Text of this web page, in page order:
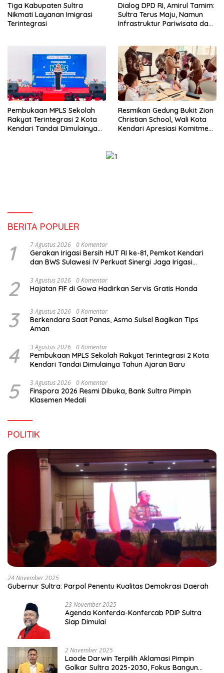
Tiga Kabupaten Sultra
Nikmati Layanan Imigrasi
Terintegrasi
Dialog DPD RI, Amirul Tamim:
Sultra Terus Maju, Namun
Infrastruktur Pariwisata dan
Pembukaan MPLS Sekolah
Rakyat Terintegrasi 2 Kota
Kendari Tandai Dimulainya
Resmikan Gedung Bukit Zion
Christian School, Wali Kota
Kendari Apresiasi Komitmen
BERITA POPULER
1 7 Agustus 2026 0 Komentar
Gerakan Irigasi Bersih HUT RI ke-81, Pemkot Kendari
dan BWS Sulawesi IV Perkuat Sinergi Jaga Irigasi
2 3 Agustus 2026 0 Komentar
Hajatan FIF di Gowa Hadirkan Servis Gratis Honda
3 3 Agustus 2026 0 Komentar
Berkendara Saat Panas, Asmo Sulsel Bagikan Tips
Aman
4 3 Agustus 2026 0 Komentar
Pembukaan MPLS Sekolah Rakyat Terintegrasi 2 Kota
Kendari Tandai Dimulainya Tahun Ajaran Baru
5 3 Agustus 2026 0 Komentar
Finspora 2026 Resmi Dibuka, Bank Sultra Pimpin
Klasemen Medali
POLITIK
24 November 2025
Gubernur Sultra: Parpol Penentu Kualitas Demokrasi Daerah
23 November 2025
Agenda Konferda-Konfercab PDIP Sultra
Siap Dimulai
2 November 2025
Laode Darwin Terpilih Aklamasi Pimpin
Golkar Sultra 2025-2030, Fokus Bangun